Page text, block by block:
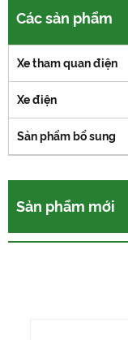
Các sản phẩm
Xe tham quan điện
Xe điện
Sản phẩm bổ sung
Sản phẩm mới